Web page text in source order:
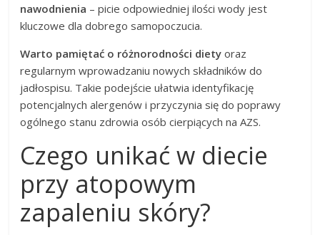
nawodnienia – picie odpowiedniej ilości wody jest
kluczowe dla dobrego samopoczucia.
Warto pamiętać o różnorodności diety oraz
regularnym wprowadzaniu nowych składników do
jadłospisu. Takie podejście ułatwia identyfikację
potencjalnych alergenów i przyczynia się do poprawy
ogólnego stanu zdrowia osób cierpiących na AZS.
Czego unikać w diecie
przy atopowym
zapaleniu skóry?